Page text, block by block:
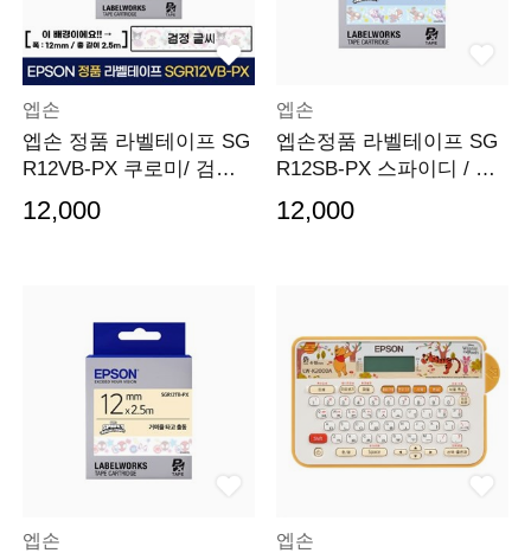
엡손
엡손 정품 라벨테이프 SG
R12VB-PX 쿠로미/ 검정
12,000
엡손
엡손정품 라벨테이프 SG
R12SB-PX 스파이디 / 검
12,000
엡손 엡손